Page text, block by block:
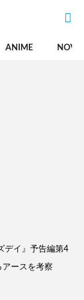
ANIME
デイ』予告編第4
ースを考察